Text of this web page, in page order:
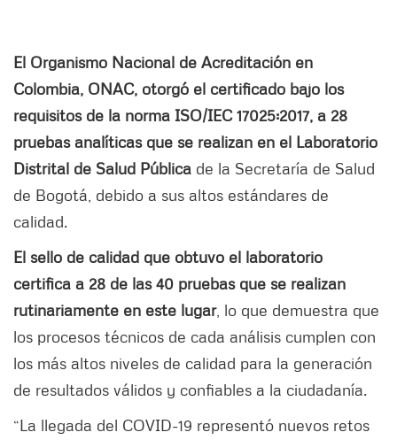
El Organismo Nacional de Acreditación en
Colombia, ONAC, otorgó el certificado bajo los
requisitos de la norma ISO/IEC 17025:2017, a 28
pruebas analíticas que se realizan en el Laboratorio
Distrital de Salud Pública de la Secretaría de Salud
de Bogotá, debido a sus altos estándares de
calidad.
El sello de calidad que obtuvo el laboratorio
certifica a 28 de las 40 pruebas que se realizan
rutinariamente en este lugar, lo que demuestra que
los procesos técnicos de cada análisis cumplen con
los más altos niveles de calidad para la generación
de resultados válidos y confiables a la ciudadanía.
“La llegada del COVID-19 representó nuevos retos